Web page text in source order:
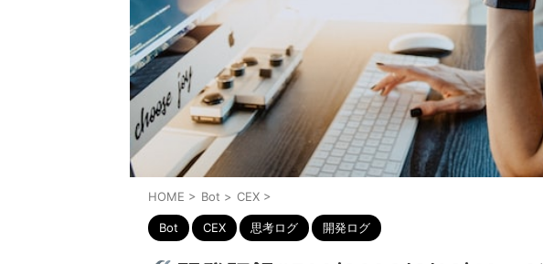
HOME > Bot > CEX >
Bot CEX 思考ログ 開発ログ